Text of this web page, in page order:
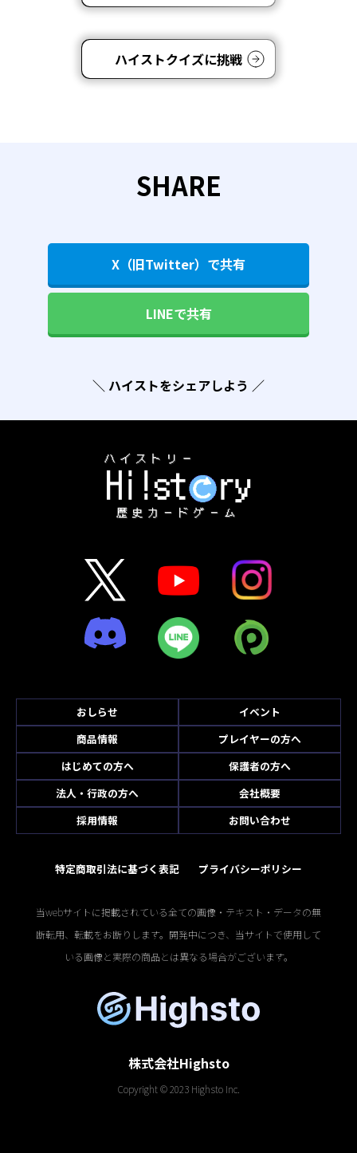
ハイストクイズに挑戦
SHARE
X（旧Twitter）で共有
LINEで共有
＼ ハイストをシェアしよう ／
おしらせ
イベント
商品情報
プレイヤーの方へ
はじめての方へ
保護者の方へ
法人・行政の方へ
会社概要
採用情報
お問い合わせ
特定商取引法に基づく表記 プライバシーポリシー
当webサイトに掲載されている全ての画像・テキスト・データの無
断転用、転載をお断りします。開発中につき、当サイトで使用して
いる画像と実際の商品とは異なる場合がございます。
株式会社Highsto
Copyright © 2023 Highsto Inc.